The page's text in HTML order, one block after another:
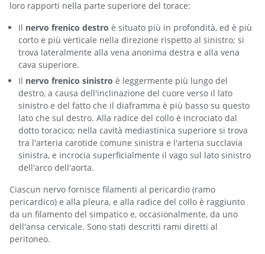
loro rapporti nella parte superiore del torace:
Il nervo frenico destro è situato più in profondità, ed è più
corto e più verticale nella direzione rispetto al sinistro; si
trova lateralmente alla vena anonima destra e alla vena
cava superiore.
Il nervo frenico sinistro è leggermente più lungo del
destro, a causa dell'inclinazione del cuore verso il lato
sinistro e del fatto che il diaframma è più basso su questo
lato che sul destro. Alla radice del collo è incrociato dal
dotto toracico; nella cavità mediastinica superiore si trova
tra l'arteria carotide comune sinistra e l'arteria succlavia
sinistra, e incrocia superficialmente il vago sul lato sinistro
dell'arco dell'aorta.
Ciascun nervo fornisce filamenti al pericardio (ramo
pericardico) e alla pleura, e alla radice del collo è raggiunto
da un filamento del simpatico e, occasionalmente, da uno
dell'ansa cervicale. Sono stati descritti rami diretti al
peritoneo.